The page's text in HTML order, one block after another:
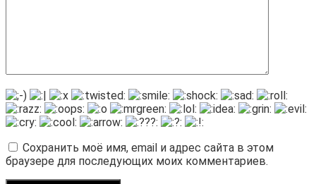
Сохранить моё имя, email и адрес сайта в этом
браузере для последующих моих комментариев.